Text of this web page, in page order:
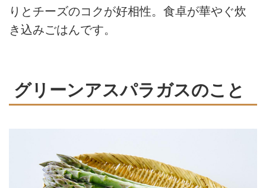
りとチーズのコクが好相性。食卓が華やぐ炊
き込みごはんです。
グリーンアスパラガスのこと